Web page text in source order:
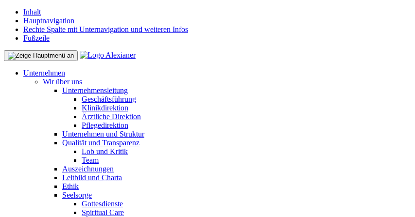
Inhalt
Hauptnavigation
Rechte Spalte mit Unternavigation und weiteren Infos
Fußzeile
Unternehmen
Wir über uns
Unternehmensleitung
Geschäftsführung
Klinikdirektion
Ärztliche Direktion
Pflegedirektion
Unternehmen und Struktur
Qualität und Transparenz
Lob und Kritik
Team
Auszeichnungen
Leitbild und Charta
Ethik
Seelsorge
Gottesdienste
Spiritual Care